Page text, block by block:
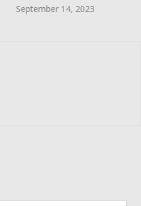
September 14, 2023